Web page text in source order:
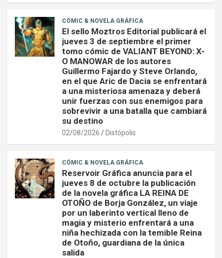
CÓMIC & NOVELA GRÁFICA
El sello Moztros Editorial publicará el
jueves 3 de septiembre el primer
tomo cómic de VALIANT BEYOND: X-
O MANOWAR de los autores
Guillermo Fajardo y Steve Orlando,
en el que Aric de Dacia se enfrentará
a una misteriosa amenaza y deberá
unir fuerzas con sus enemigos para
sobrevivir a una batalla que cambiará
su destino
02/08/2026 Distópolis
CÓMIC & NOVELA GRÁFICA
Reservoir Gráfica anuncia para el
jueves 8 de octubre la publicación
de la novela gráfica LA REINA DE
OTOÑO de Borja González, un viaje
por un laberinto vertical lleno de
magia y misterio enfrentará a una
niña hechizada con la temible Reina
de Otoño, guardiana de la única
salida